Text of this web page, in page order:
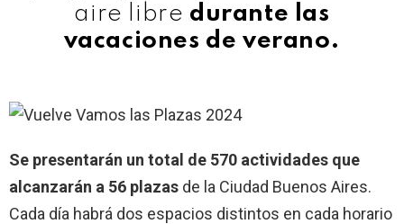
aire libre durante las
vacaciones de verano.
Se presentarán un total de 570 actividades que
alcanzarán a 56 plazas de la Ciudad Buenos Aires.
Cada día habrá dos espacios distintos en cada horario